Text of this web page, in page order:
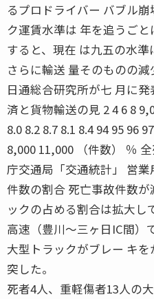
るプロドライバー バブル
ク運賃水準は 年を追うご
すると、現在 は九五の水準
さらに輸送 量そのものの減
日通総合研究所が七 月に
済と貨物輸送の見 2 4 6 8
8.0 8.2 8.7 8.1 8.4 94 95 96
8,000 11,000 （件数） ％
庁交通局「交通統計」 営
件数の割合 死亡事故件数
ックの占める割合は拡大し
高速（豊川〜三ヶ日IC間）
大型トラックがブレー キ
突した。
死者4人、重軽傷者13人の